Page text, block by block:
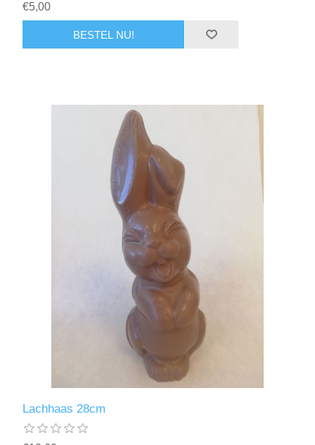
€5,00
Lachhaas 28cm